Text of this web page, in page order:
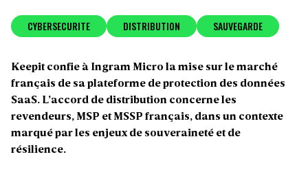
CYBERSECURITE DISTRIBUTION SAUVEGARDE
Keepit confie à Ingram Micro la mise sur le marché
français de sa plateforme de protection des données
SaaS. L’accord de distribution concerne les
revendeurs, MSP et MSSP français, dans un contexte
marqué par les enjeux de souveraineté et de
résilience.